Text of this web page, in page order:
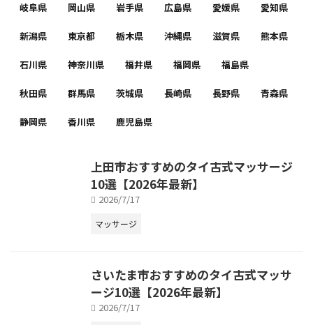
岐阜県 岡山県 岩手県 広島県 愛媛県 愛知県
新潟県 東京都 栃木県 沖縄県 滋賀県 熊本県
石川県 神奈川県 福井県 福岡県 福島県
秋田県 群馬県 茨城県 長崎県 長野県 青森県
静岡県 香川県 鹿児島県
上田市おすすめのタイ古式マッサージ
10選【2026年最新】
2026/7/17
マッサージ
さいたま市おすすめのタイ古式マッサ
ージ10選【2026年最新】
2026/7/17